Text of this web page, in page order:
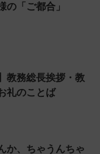
の「ご都合」
教務総長挨拶・教
礼のことば
か、ちゃうんちゃ